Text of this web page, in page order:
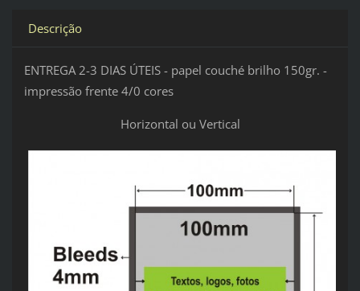
Descrição
ENTREGA 2-3 DIAS ÚTEIS - papel couché brilho 150gr. -
impressão frente 4/0 cores
Horizontal ou Vertical